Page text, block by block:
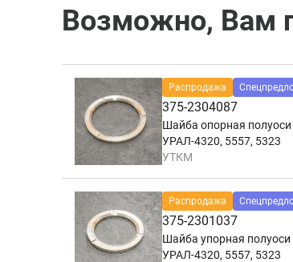
Возможно, Вам
Распродажа
375-2304087
Шайба опорная полуоси
УРАЛ-4320, 5557, 5323
УТКМ
Распродажа
375-2301037
Шайба упорная полуоси
УРАЛ-4320, 5557, 5323